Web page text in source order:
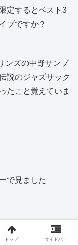
定するとベスト3
ブですか？
ンズの中野サンプ
説のジャズサック
たこと覚えていま
で見ました
行く前で。
トップ サイドバー